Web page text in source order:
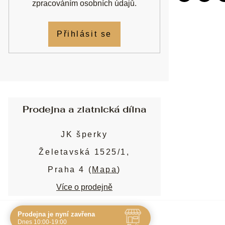
zpracováním osobních údajů.
Přihlásit se
Prodejna a zlatnická dílna
JK šperky
Želetavská 1525/1,
Praha 4 ( Mapa)
Více o prodejně
Prodejna je nyní zavřena
Dnes 10:00-19:00
Navštivte nás osobně